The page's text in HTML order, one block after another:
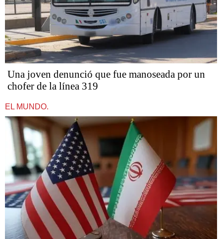
Una joven denunció que fue manoseada por un
chofer de la línea 319
EL MUNDO.